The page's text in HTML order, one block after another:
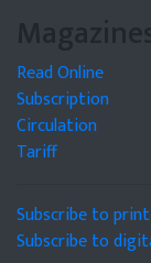
Magazines
Read Online
Subscription
Circulation
Tariff
Subscribe to
Subscribe to